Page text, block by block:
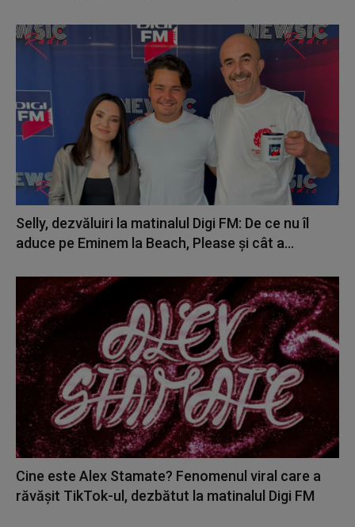
Selly, dezvăluiri la matinalul Digi FM: De ce nu îl
aduce pe Eminem la Beach, Please și cât a...
Cine este Alex Stamate? Fenomenul viral care a
răvășit TikTok-ul, dezbătut la matinalul Digi FM